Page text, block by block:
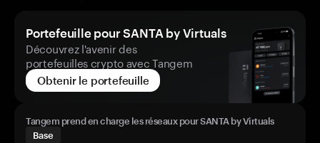
Portefeuille pour SANTA by Virtuals
Découvrez l'avenir des
portefeuilles crypto avec Tangem
Obtenir le portefeuille
Tangem prend en charge les réseaux pour SANTA by Virtuals
Base